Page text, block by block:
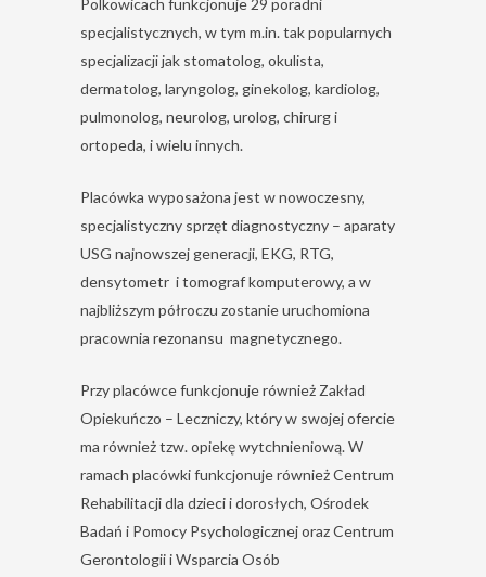
Polkowicach funkcjonuje 29 poradni
specjalistycznych, w tym m.in. tak popularnych
specjalizacji jak stomatolog, okulista,
dermatolog, laryngolog, ginekolog, kardiolog,
pulmonolog, neurolog, urolog, chirurg i
ortopeda, i wielu innych.
Placówka wyposażona jest w nowoczesny,
specjalistyczny sprzęt diagnostyczny – aparaty
USG najnowszej generacji, EKG, RTG,
densytometr i tomograf komputerowy, a w
najbliższym półroczu zostanie uruchomiona
pracownia rezonansu magnetycznego.
Przy placówce funkcjonuje również Zakład
Opiekuńczo – Leczniczy, który w swojej ofercie
ma również tzw. opiekę wytchnieniową. W
ramach placówki funkcjonuje również Centrum
Rehabilitacji dla dzieci i dorosłych, Ośrodek
Badań i Pomocy Psychologicznej oraz Centrum
Gerontologii i Wsparcia Osób